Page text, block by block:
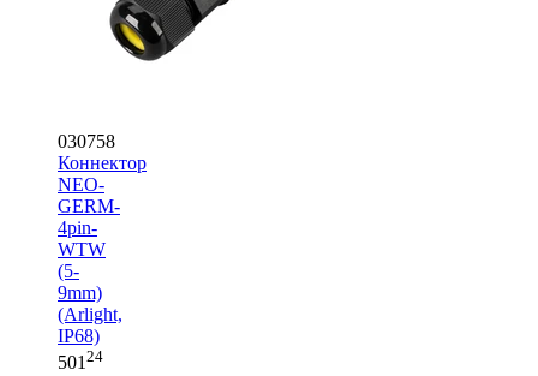
030758
Коннектор
NEO-
GERM-
4pin-
WTW
(5-
9mm)
(Arlight,
IP68)
50124